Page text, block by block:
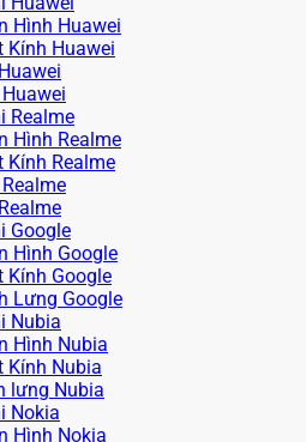
Hình Huawei
Kính Huawei
Realme
Hình Realme
Kính Realme
Google
Hình Google
Kính Google
Lưng Google
Nubia
Hình Nubia
Kính Nubia
lưng Nubia
Nokia
Hình Nokia